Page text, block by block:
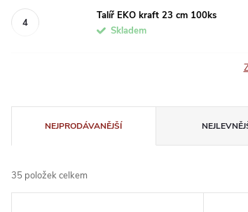
Talíř EKO kraft 23 cm 100ks
Skladem
a
z
NEJPRODÁVANĚJŠÍ
35 položek celkem